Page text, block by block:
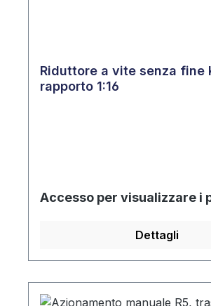
Riduttore a vite senza fine
rapporto 1:16
Accesso per visualizzare i
Dettagli